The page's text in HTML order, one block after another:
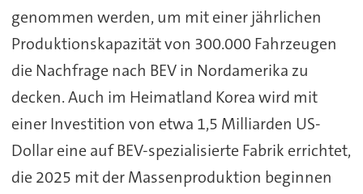
genommen werden, um mit einer jährlichen
Produktionskapazität von 300.000 Fahrzeugen
die Nachfrage nach BEV in Nordamerika zu
decken. Auch im Heimatland Korea wird mit
einer Investition von etwa 1,5 Milliarden US-
Dollar eine auf BEV-spezialisierte Fabrik errichtet,
die 2025 mit der Massenproduktion beginnen